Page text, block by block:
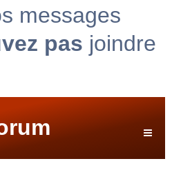
messages
pas joindre